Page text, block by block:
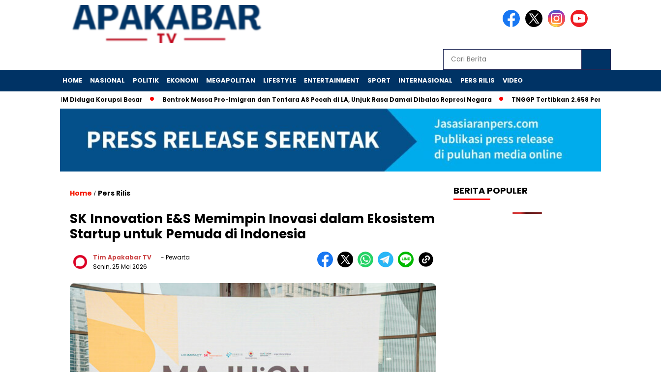
HOME NASIONAL POLITIK EKONOMI MEGAPOLITAN LIFESTYLE ENTERTAINMENT SPORT INTERNASIONAL PERS RILIS VIDEO
IIM Diduga Korupsi Besar Bentrok Massa Pro-Imigran dan Tentara AS Pecah di LA, Unjuk Rasa Damai Dibalas Represi Negara TNGGP Tertibkan 2.658 Pendaki Ilegal Gunung
Home / Pers Rilis
SK Innovation E&S Memimpin Inovasi dalam Ekosistem
Startup untuk Pemuda di Indonesia
Tim Apakabar TV
- Pewarta
Senin, 25 Mei 2026
BERITA POPULER